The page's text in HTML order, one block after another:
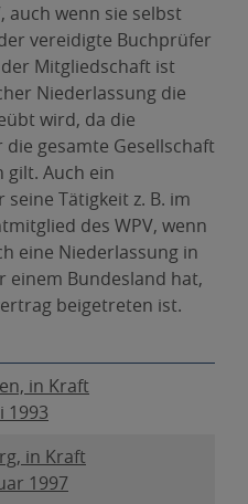
auch wenn sie selbst
vereidigte Buchprüfer
Mitgliedschaft ist
Niederlassung die
wird, da die
gesamte Gesellschaft
gilt. Auch ein
Tätigkeit z. B. im
des WPV, wenn
eine Niederlassung in
einem Bundesland hat,
beigetreten ist.
in Kraft
1993
in Kraft
1997